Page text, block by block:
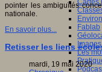
Cartes
Fablab
Images
Les
pointer les ambiguïtés
nationale.
En savoir plus...
Retisser les liens
mardi, 19 mai 2020